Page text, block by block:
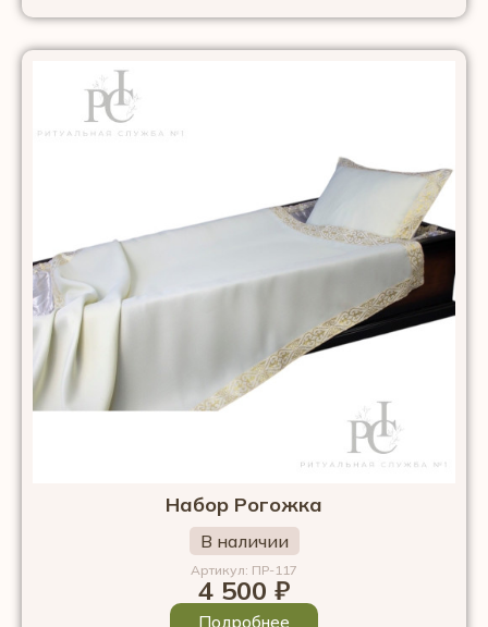
Набор Рогожка
В наличии
Артикул: ПР-117
4 500 ₽
Подробнее